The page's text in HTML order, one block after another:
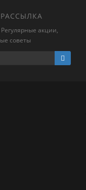
акции,
советы